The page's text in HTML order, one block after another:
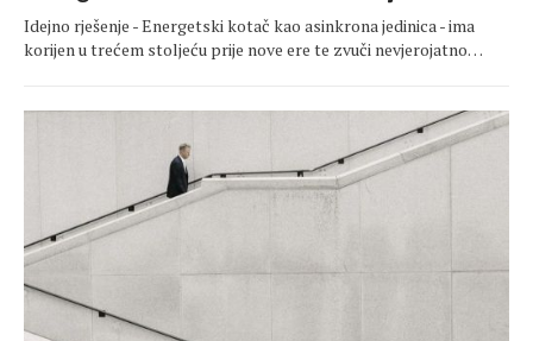
Idejno rješenje - Energetski kotač kao asinkrona jedinica - ima
korijen u trećem stoljeću prije nove ere te zvuči nevjerojatno…